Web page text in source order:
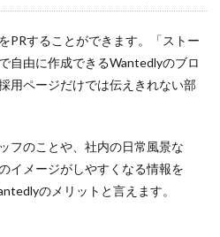
PRすることができます。「ストー
自由に作成できるWantedlyのブロ
用ページだけでは伝えきれない部
フのことや、社内の日常風景な
イメージがしやすくなる情報を
のメリットと言えます。